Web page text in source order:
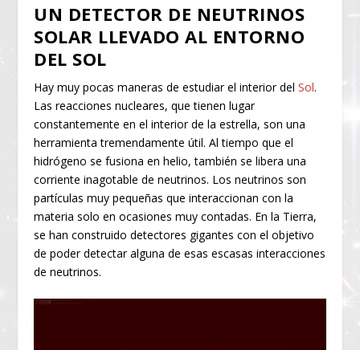
UN DETECTOR DE NEUTRINOS
SOLAR LLEVADO AL ENTORNO
DEL SOL
Hay muy pocas maneras de estudiar el interior delSol.
Las reacciones nucleares, que tienen lugar
constantemente en el interior de la estrella, son una
herramienta tremendamente útil. Al tiempo que el
hidrógeno se fusiona en helio, también se libera una
corriente inagotable de neutrinos. Los neutrinos son
partículas muy pequeñas que interaccionan con la
materia solo en ocasiones muy contadas. En la Tierra,
se han construido detectores gigantes con el objetivo
de poder detectar alguna de esas escasas interacciones
de neutrinos.